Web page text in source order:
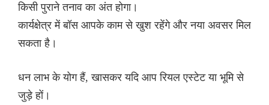
किसी पुराने तनाव का अंत होगा।
कार्यक्षेत्र में बॉस आपके काम से खुश रहेंगे और नया अवसर मिल
सकता है।
धन लाभ के योग हैं, खासकर यदि आप रियल एस्टेट या भूमि से
जुड़े हों।